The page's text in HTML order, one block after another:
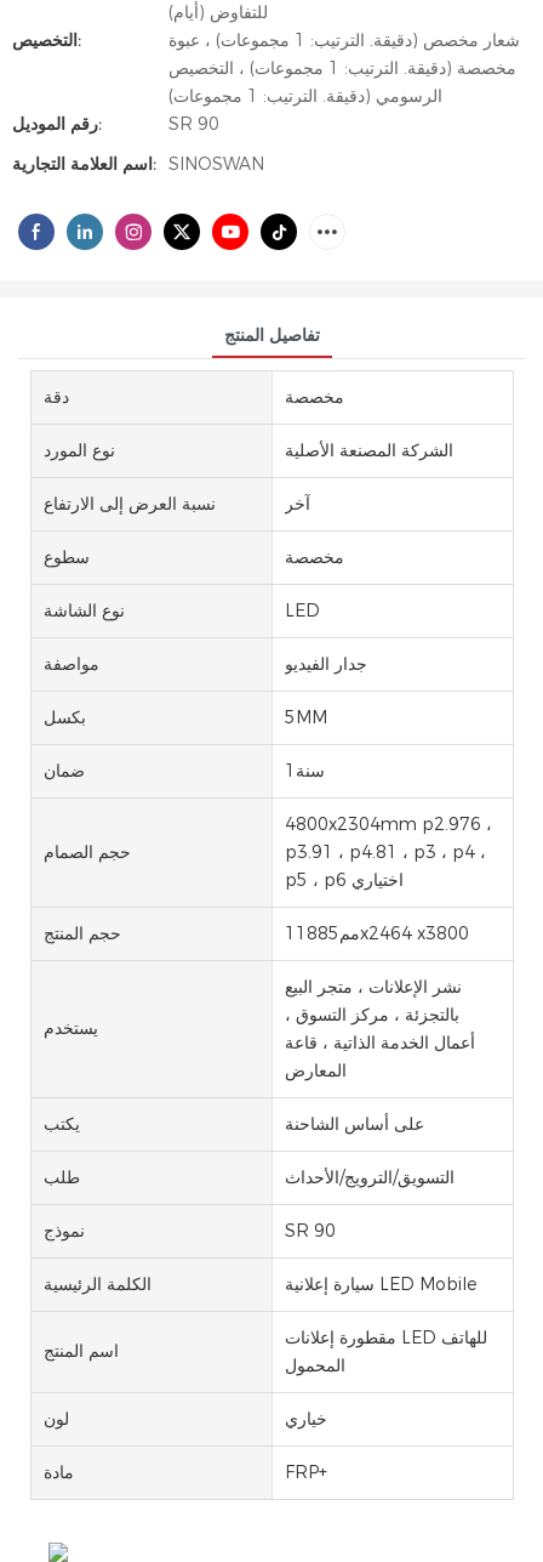
للتفاوض (أيام)
التخصيص:
شعار مخصص (دقيقة. الترتيب: 1 مجموعات) ، عبوة
مخصصة (دقيقة. الترتيب: 1 مجموعات) ، التخصيص
الرسومي (دقيقة. الترتيب: 1 مجموعات)
رقم الموديل:
SR 90
اسم العلامة التجارية: SINOSWAN
تفاصيل المنتج
دقة مخصصة
نوع المورد الشركة المصنعة الأصلية
نسبة العرض إلى الارتفاع آخر
سطوع مخصصة
نوع الشاشة LED
مواصفة جدار الفيديو
بكسل 5MM
ضمان سنة1
حجم الصمام
4800x2304mm p2.976 ،
p3.91 ، p4.81 ، p3 ، p4 ،
p5 ، p6 اختياري
حجم المنتج مم11885x2464 x3800
يستخدم
نشر الإعلانات ، متجر البيع
بالتجزئة ، مركز التسوق ،
أعمال الخدمة الذاتية ، قاعة
المعارض
يكتب على أساس الشاحنة
طلب التسويق/الترويج/الأحداث
نموذج SR 90
الكلمة الرئيسية سيارة إعلانية LED Mobile
اسم المنتج
مقطورة إعلانات LED للهاتف
المحمول
لون خياري
مادة FRP+